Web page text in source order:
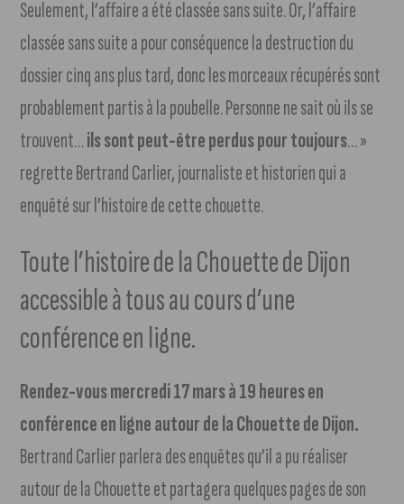
Seulement, l’affaire a été classée sans suite. Or, l’affaire
classée sans suite a pour conséquence la destruction du
dossier cinq ans plus tard, donc les morceaux récupérés sont
probablement partis à la poubelle. Personne ne sait où ils se
trouvent…ils sont peut-être perdus pour toujours… »
regrette Bertrand Carlier, journaliste et historien qui a
enquêté sur l’histoire de cette chouette.
Toute l’histoire de la Chouette de Dijon
accessible à tous au cours d’une
conférence en ligne.
Rendez-vous mercredi 17 mars à 19 heures en
conférence en ligne autour de la Chouette de Dijon.
Bertrand Carlier parlera des enquêtes qu’il a pu réaliser
autour de la Chouette et partagera quelques pages de son